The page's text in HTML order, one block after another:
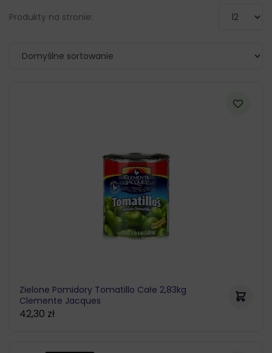
Produkty na stronie:
Zielone Pomidory Tomatillo Całe 2,83kg
Clemente Jacques
42,30 zł